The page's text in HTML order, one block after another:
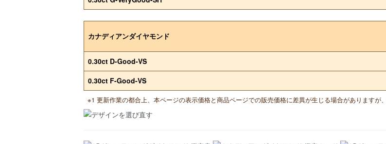
カナディアンダイヤモンド
0.30ct D-Good-VS
0.30ct F-Good-VS
※1 更新作業の都合上、本ページの表示価格と商品ページでの販売価格に差異が生じる場合がありますが